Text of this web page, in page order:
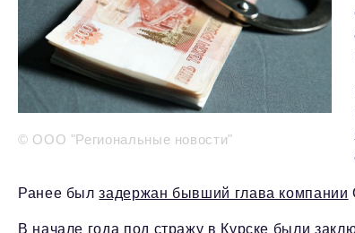
© ООО "Региональные новости"
Ранее былзадержан бывший глава компании
В начале года под стражу в Курске были